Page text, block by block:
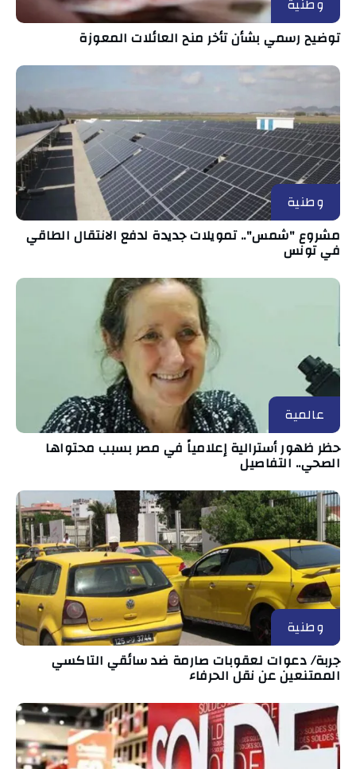
وطنية
توضيح رسمي بشأن تأخر منح العائلات المعوزة
وطنية
مشروع "شمس".. تمويلات جديدة لدفع الانتقال الطاقي
في تونس
عالمية
حظر ظهور أسترالية إعلامياً في مصر بسبب محتواها
الصحي.. التفاصيل
وطنية
جربة/ دعوات لعقوبات صارمة ضد سائقي التاكسي
الممتنعين عن نقل الحرفاء